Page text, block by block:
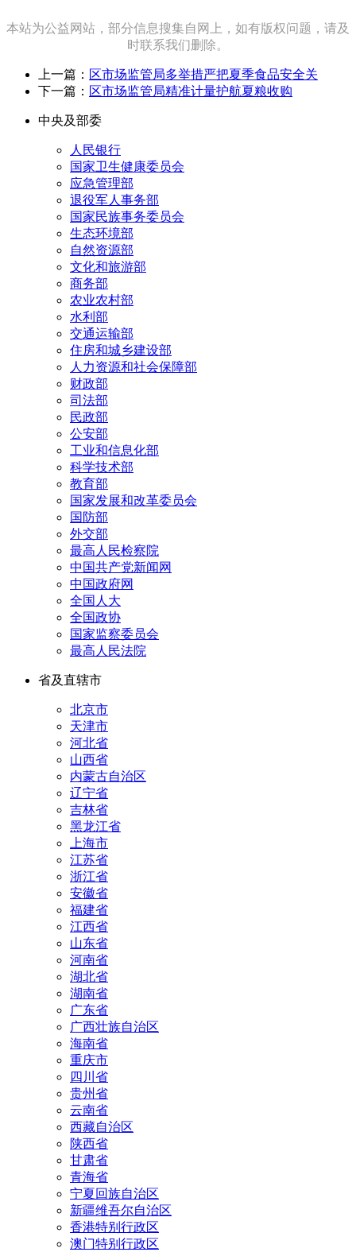
本站为公益网站，部分信息搜集自网上，如有版权问题，请及
时联系我们删除。
上一篇： 区市场监管局多举措严把夏季食品安全关
下一篇： 区市场监管局精准计量护航夏粮收购
中央及部委
人民银行
国家卫生健康委员会
应急管理部
退役军人事务部
国家民族事务委员会
生态环境部
自然资源部
文化和旅游部
商务部
农业农村部
水利部
交通运输部
住房和城乡建设部
人力资源和社会保障部
财政部
司法部
民政部
公安部
工业和信息化部
科学技术部
教育部
国家发展和改革委员会
国防部
外交部
最高人民检察院
中国共产党新闻网
中国政府网
全国人大
全国政协
国家监察委员会
最高人民法院
省及直辖市
北京市
天津市
河北省
山西省
内蒙古自治区
辽宁省
吉林省
黑龙江省
上海市
江苏省
浙江省
安徽省
福建省
江西省
山东省
河南省
湖北省
湖南省
广东省
广西壮族自治区
海南省
重庆市
四川省
贵州省
云南省
西藏自治区
陕西省
甘肃省
青海省
宁夏回族自治区
新疆维吾尔自治区
香港特别行政区
澳门特别行政区